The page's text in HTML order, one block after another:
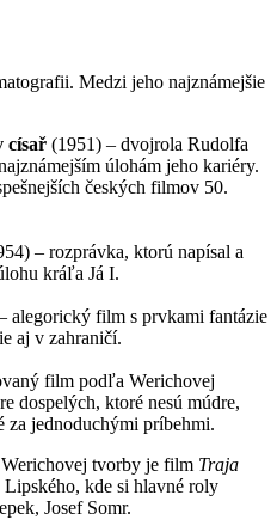
Medzi jeho najznámejšie
císař (1951) – dvojrola Rudolfa
úlohám jeho kariéry.
českých filmov 50.
– rozprávka, ktorú napísal a
kráľa Já I.
alegorický film s prvkami fantázie
aj v zahraničí.
film podľa Werichovej
dospelých, ktoré nesú múdre,
za jednoduchými príbehmi.
tvorby je film Traja
kde si hlavné roly
Josef Somr.